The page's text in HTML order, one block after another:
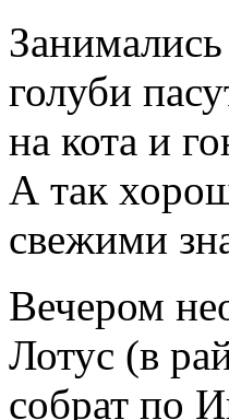
голуби
на кота и
А так
свежими
Вечером
Лотус (в
собрат по